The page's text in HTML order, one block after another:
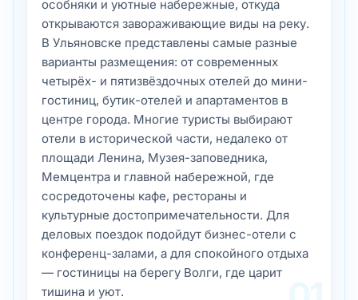
01
гостиниц, бутик-отелей и апартаментов в
центре города. Многие туристы выбирают
отели в исторической части, недалеко от
площади Ленина, Музея-заповедника,
Мемцентра и главной набережной, где
сосредоточены кафе, рестораны и
культурные достопримечательности. Для
деловых поездок подойдут бизнес-отели с
конференц-залами, а для спокойного отдыха
— гостиницы на берегу Волги, где царит
тишина и уют.